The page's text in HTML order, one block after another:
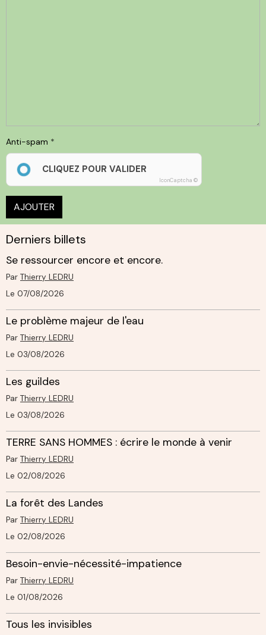
Anti-spam
CLIQUEZ POUR VALIDER
IconCaptcha ©
AJOUTER
Derniers billets
Se ressourcer encore et encore.
Par Thierry LEDRU
Le 07/08/2026
Le problème majeur de l'eau
Par Thierry LEDRU
Le 03/08/2026
Les guildes
Par Thierry LEDRU
Le 03/08/2026
TERRE SANS HOMMES : écrire le monde à venir
Par Thierry LEDRU
Le 02/08/2026
La forêt des Landes
Par Thierry LEDRU
Le 02/08/2026
Besoin-envie-nécessité-impatience
Par Thierry LEDRU
Le 01/08/2026
Tous les invisibles